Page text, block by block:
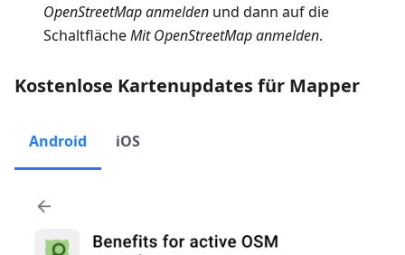
OpenStreetMap anmelden und dann auf die
SchaltflächeMit OpenStreetMap anmelden.
Kostenlose Kartenupdates für Mapper
Android iOS